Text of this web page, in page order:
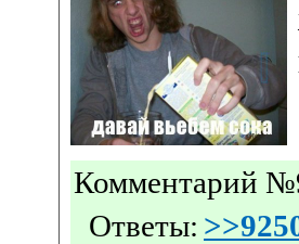
Комментарий
Ответы: